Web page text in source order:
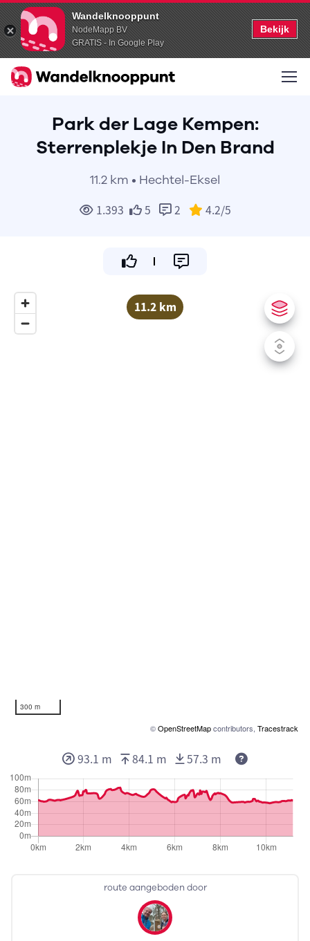
Wandelknooppunt
NodeMapp BV
GRATIS - In Google Play
Bekijk
Park der Lage Kempen:
Sterrenplekje In Den Brand
11.2 km • Hechtel-Eksel
1.393 5 2 4.2/5
11.2 km
300 m
©OpenStreetMapcontributors, Tracestrack
route aangeboden door
93.1 m 84.1 m 57.3 m Deze